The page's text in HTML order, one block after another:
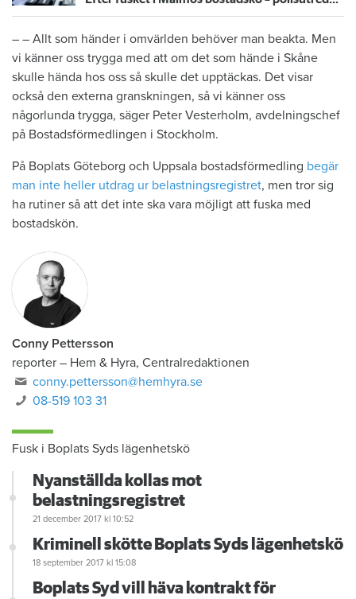
– – Allt som händer i omvärlden behöver man beakta. Men
vi känner oss trygga med att om det som hände i Skåne
skulle hända hos oss så skulle det upptäckas. Det visar
också den externa granskningen, så vi känner oss
någorlunda trygga, säger Peter Vesterholm, avdelningschef
på Bostadsförmedlingen i Stockholm.
På Boplats Göteborg och Uppsala bostadsförmedling begär
man inte heller utdrag ur belastningsregistret, men tror sig
ha rutiner så att det inte ska vara möjligt att fuska med
bostadskön.
Conny Pettersson
reporter – Hem & Hyra, Centralredaktionen
conny.pettersson@hemhyra.se
08-519 103 31
Fusk i Boplats Syds lägenhetskö
Nyanställda kollas mot
belastningsregistret
21 december 2017 kl 10:52
Kriminell skötte Boplats Syds lägenhetskö
18 september 2017 kl 15:08
Boplats Syd vill häva kontrakt för